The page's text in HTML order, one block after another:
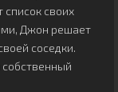
своих
Джон решает
соседки.